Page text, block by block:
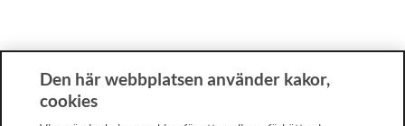
Den här webbplatsen använder kakor,
cookies